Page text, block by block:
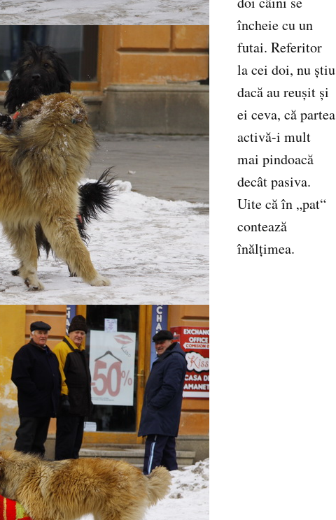
încheie cu un
futai. Referitor
la cei doi, nu ştiu
dacă au reuşit şi
ei ceva, că partea
activă-i mult
mai pindoacă
decât pasiva.
Uite că în „pat“
contează
înălţimea.